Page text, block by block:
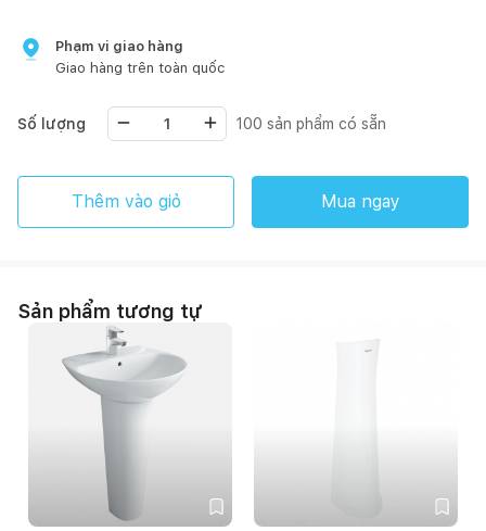
Phạm vi giao hàng
Giao hàng trên toàn quốc
Số lượng 100 sản phẩm có sẵn
Thêm vào giỏ Mua ngay
Sản phẩm tương tự